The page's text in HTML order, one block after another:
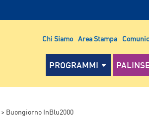
Chi Siamo Area Stampa
PROGRAMMI
> Buongiorno InBlu2000